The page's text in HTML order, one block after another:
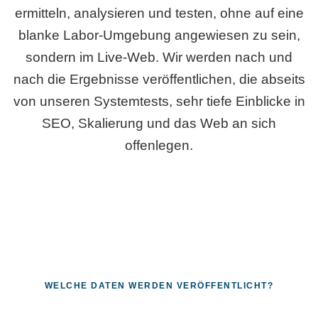
ermitteln, analysieren und testen, ohne auf eine
blanke Labor-Umgebung angewiesen zu sein,
sondern im Live-Web. Wir werden nach und
nach die Ergebnisse veröffentlichen, die abseits
von unseren Systemtests, sehr tiefe Einblicke in
SEO, Skalierung und das Web an sich
offenlegen.
WELCHE DATEN WERDEN VERÖFFENTLICHT?